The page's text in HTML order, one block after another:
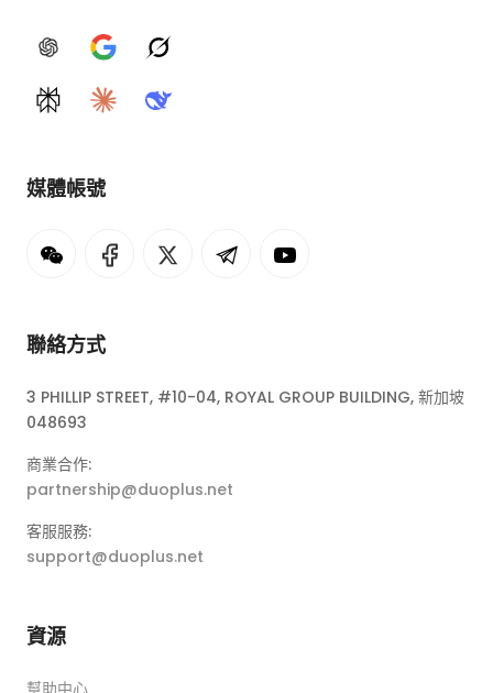
ChatGPTGoogle AIGrok
PerplexityClaudeDeepSeek
媒體帳號
聯絡方式
3 PHILLIP STREET, #10-04, ROYAL GROUP BUILDING, 新加坡
048693
商業合作:
partnership@duoplus.net
客服服務:
support@duoplus.net
資源
幫助中心